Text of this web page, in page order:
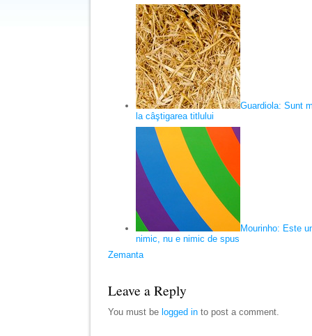
Guardiola: Sunt
la câştigarea titlului
Mourinho: Este
nimic, nu e nimic de spus
Zemanta
Leave a Reply
You must be logged in to post a comment.